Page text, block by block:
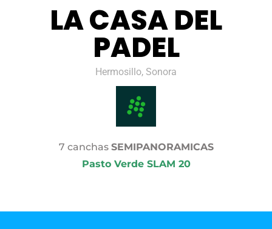
LA CASA DEL
PADEL
Hermosillo, Sonora
7 canchas SEMIPANORAMICAS
Pasto Verde SLAM 20